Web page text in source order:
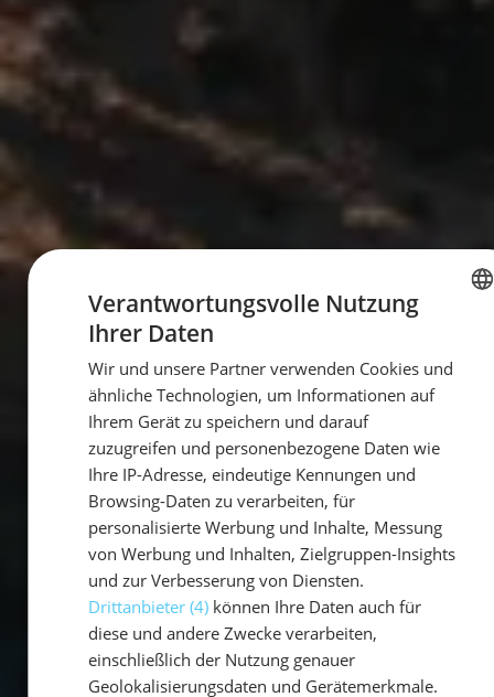
GERMAN
Verantwortungsvolle Nutzung
Ihrer Daten
Wir und unsere Partner verwenden Cookies und
ähnliche Technologien, um Informationen auf
Ihrem Gerät zu speichern und darauf
zuzugreifen und personenbezogene Daten wie
Ihre IP-Adresse, eindeutige Kennungen und
Browsing-Daten zu verarbeiten, für
personalisierte Werbung und Inhalte, Messung
von Werbung und Inhalten, Zielgruppen-Insights
und zur Verbesserung von Diensten.
Drittanbieter (4)können Ihre Daten auch für
diese und andere Zwecke verarbeiten,
einschließlich der Nutzung genauer
Geolokalisierungsdaten und Gerätemerkmale.